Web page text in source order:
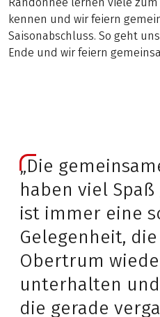
kennen und wir feiern
Saisonabschluss. So geht
Ende und wir feiern
„Die
haben viel
ist immer eine
Gelegenheit,
Obertrum
unterhalten
die gerade